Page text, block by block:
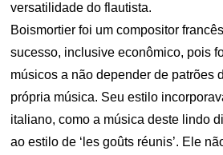
versatilidade do flautista.
Boismortier foi um compositor
sucesso, inclusive econômico, pois
músicos a não depender de patrões
própria música. Seu estilo
italiano, como a música deste lindo
ao estilo de ‘les goûts réunis’. Ele